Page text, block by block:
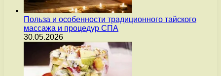
Польза и особенности традиционного тайского
массажа и процедур СПА
30.05.2026